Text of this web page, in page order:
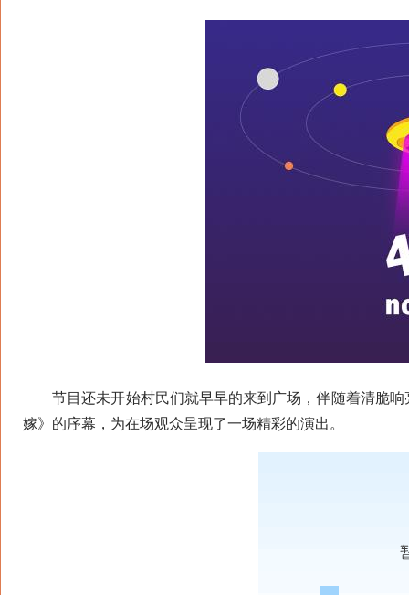
节目还未开始村民们就早早的来到广场，伴随着清脆响
嫁》的序幕，为在场观众呈现了一场精彩的演出。